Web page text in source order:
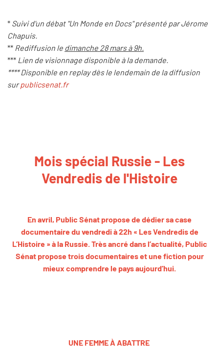
* Suivi d'un débat "Un Monde en Docs" présenté par Jérome
Chapuis.
** Rediffusion le dimanche 28 mars à 9h.
*** Lien de visionnage disponible à la demande.
**** Disponible en replay dès le lendemain de la diffusion
surpublicsenat.fr
Mois spécial Russie - Les
Vendredis de l'Histoire
En avril, Public Sénat propose de dédier sa case
documentaire du vendredi à 22h « Les Vendredis de
L’Histoire » à la Russie. Très ancré dans l’actualité, Public
Sénat propose trois documentaires et une fiction pour
mieux comprendre le pays aujourd’hui.
UNE FEMME À ABATTRE